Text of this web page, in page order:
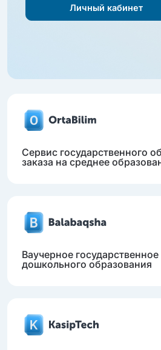
Личный кабинет
Сервис государственного
заказа на среднее
Ваучерное
дошкольного образования